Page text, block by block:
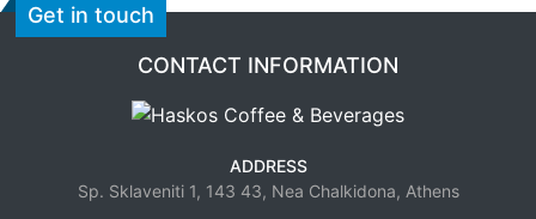
Get in touch
CONTACT INFORMATION
ADDRESS
Sp. Sklaveniti 1, 143 43, Nea Chalkidona, Athens